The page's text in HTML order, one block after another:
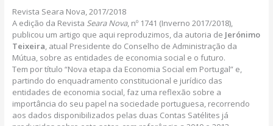
Revista Seara Nova, 2017/2018
A edição da Revista Seara Nova, nº 1741 (Inverno 2017/2018),
publicou um artigo que aqui reproduzimos, da autoria de Jerónimo
Teixeira , atual Presidente do Conselho de Administração da
Mútua, sobre as entidades de economia social e o futuro.
Tem por título “Nova etapa da Economia Social em Portugal” e,
partindo do enquadramento constitucional e jurídico das
entidades de economia social, faz uma reflexão sobre a
importância do seu papel na sociedade portuguesa, recorrendo
aos dados disponibilizados pelas duas Contas Satélites já